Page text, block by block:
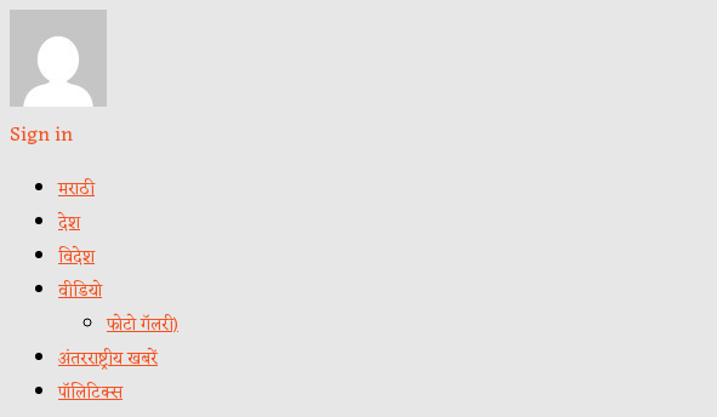
Sign in
मराठी
देश
विदेश
वीडियो
फोटो गॅलरी)
अंतरराष्ट्रीय खबरें
पॉलिटिक्स